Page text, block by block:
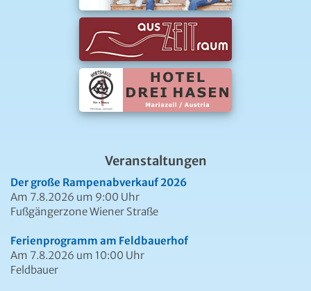
Veranstaltungen
Der große Rampenabverkauf 2026
Am 7.8.2026 um 9:00 Uhr
Fußgängerzone Wiener Straße
Ferienprogramm am Feldbauerhof
Am 7.8.2026 um 10:00 Uhr
Feldbauer